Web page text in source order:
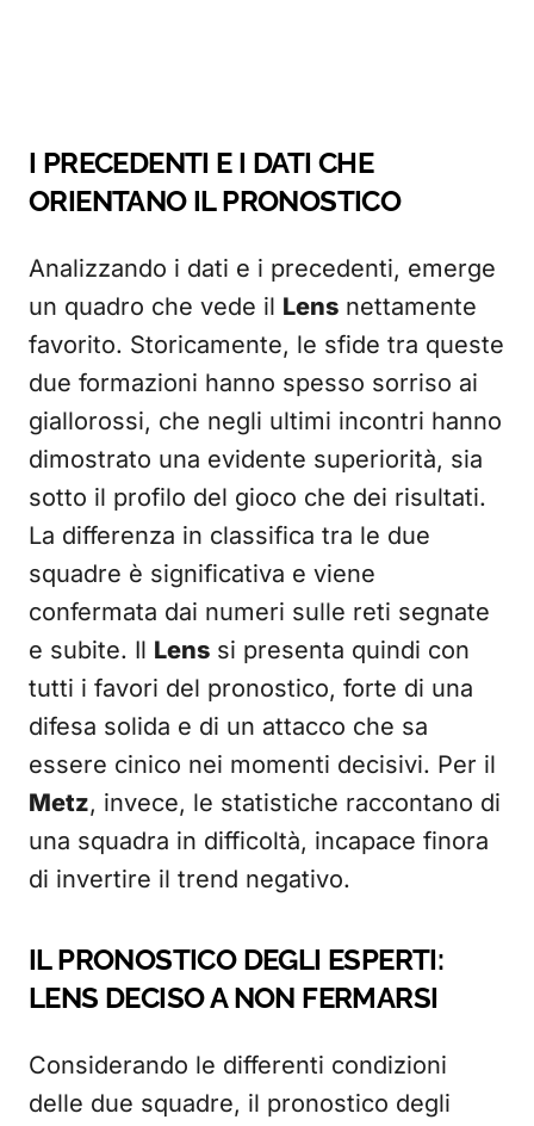
I PRECEDENTI E I DATI CHE
ORIENTANO IL PRONOSTICO
Analizzando i dati e i precedenti, emerge
un quadro che vede il Lens nettamente
favorito. Storicamente, le sfide tra queste
due formazioni hanno spesso sorriso ai
giallorossi, che negli ultimi incontri hanno
dimostrato una evidente superiorità, sia
sotto il profilo del gioco che dei risultati.
La differenza in classifica tra le due
squadre è significativa e viene
confermata dai numeri sulle reti segnate
e subite. Il Lens si presenta quindi con
tutti i favori del pronostico, forte di una
difesa solida e di un attacco che sa
essere cinico nei momenti decisivi. Per il
Metz, invece, le statistiche raccontano di
una squadra in difficoltà, incapace finora
di invertire il trend negativo.
IL PRONOSTICO DEGLI ESPERTI:
LENS DECISO A NON FERMARSI
Considerando le differenti condizioni
delle due squadre, il pronostico degli